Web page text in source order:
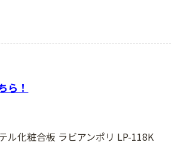
ら！
ル化粧合板 ラビアンポリ LP-118K